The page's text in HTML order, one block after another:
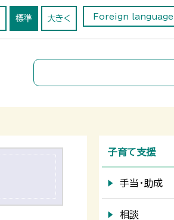
標準 大きく
Foreign language
子育て支援
手当・助成
相談